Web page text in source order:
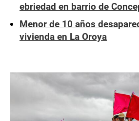
ebriedad en barrio de
Menor de 10 años
vivienda en La Oroya